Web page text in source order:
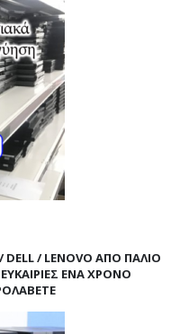
DELL / LENOVO ΑΠΟ ΠΑΛΙΌ
ΕΥΚΑΙΡΊΕΣ ΈΝΑ ΧΡΌΝΟ